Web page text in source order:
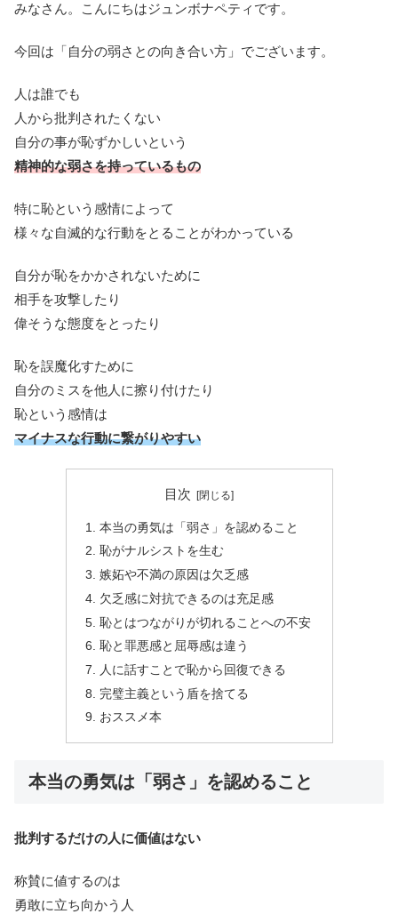
みなさん。こんにちはジュンボナペティです。
今回は「自分の弱さとの向き合い方」でございます。
人は誰でも
人から批判されたくない
自分の事が恥ずかしいという
精神的な弱さを持っているもの
特に恥という感情によって
様々な自滅的な行動をとることがわかっている
自分が恥をかかされないために
相手を攻撃したり
偉そうな態度をとったり
恥を誤魔化すために
自分のミスを他人に擦り付けたり
恥という感情は
マイナスな行動に繋がりやすい
目次
本当の勇気は「弱さ」を認めること
恥がナルシストを生む
嫉妬や不満の原因は欠乏感
欠乏感に対抗できるのは充足感
恥とはつながりが切れることへの不安
恥と罪悪感と屈辱感は違う
人に話すことで恥から回復できる
完璧主義という盾を捨てる
おススメ本
本当の勇気は「弱さ」を認めること
批判するだけの人に価値はない
称賛に値するのは
勇敢に立ち向かう人